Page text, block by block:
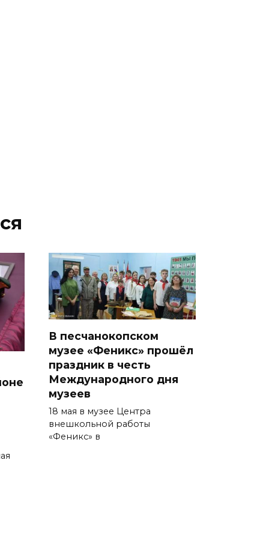
федеральных трасс поливают
водой
07 августа 2026 14:55
Сотрудники ДПС помогли
женщине с ребенком на
трассе М-4 «Дон»
07 августа 2026 14:33
В Батайске в заброшенном
здании произошло короткое
замыкание
07 августа 2026 14:30
В песчанокопском
музее «Феникс» прошёл
праздник в честь
Международного дня
музеев
18 мая в музее Центра
внешкольной работы
«Феникс» в